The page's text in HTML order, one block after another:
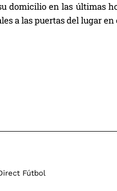
domicilio en las últimas
a las puertas del lugar
Fútbol